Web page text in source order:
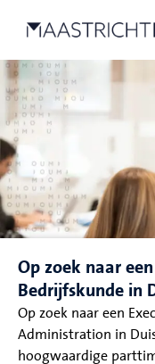
Op zoek naar
Bedrijfskunde in
Op zoek naar een
Administration in
hoogwaardige